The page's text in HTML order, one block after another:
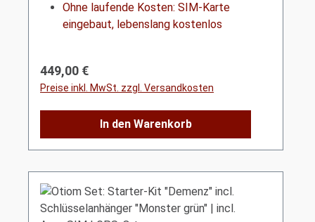
Ohne laufende Kosten: SIM-Karte
eingebaut, lebenslang kostenlos
Regulärer Preis:
449,00 €
Preise inkl. MwSt. zzgl. Versandkosten
In den Warenkorb